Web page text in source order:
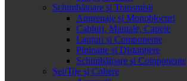
Schimbătoare și Transmisii
Angrenaje și Monoblocuri
Cabluri, Mantale, Capete
Lanțuri și Componente
Pinioane și Distanțiere
Schimbătoare și Componente
Șei/Tije și Coliere